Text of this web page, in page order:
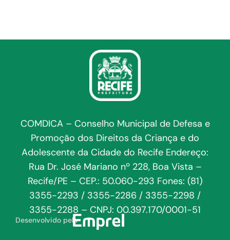
COMDICA – Conselho Municipal de Defesa e
Promoção dos Direitos da Criança e do
Adolescente da Cidade do Recife Endereço:
Rua Dr. José Mariano nº 228, Boa Vista –
Recife/PE – CEP.: 50.060-293 Fones: (81)
3355-2293 / 3355-2286 / 3355-2298 /
3355-2288 – CNPJ: 00.397.170/0001-51
Desenvolvido pela